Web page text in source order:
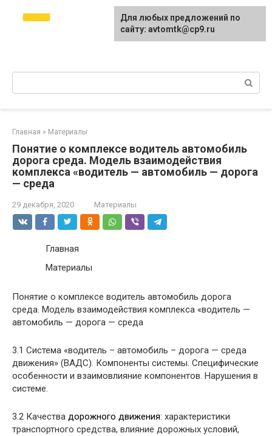
avtomtk.ru Всё для
ремонта и покраски
автомобиля.
Главная » Материалы
Понятие о комплексе водитель автомобиль
дорога среда. Модель взаимодействия
комплекса «водитель — автомобиль — дорога
— среда
29 декабря, 2020 Материалы
Главная
Материалы
Понятие о комплексе водитель автомобиль дорога
среда. Модель взаимодействия комплекса «водитель —
автомобиль — дорога — среда
3.1 Система «водитель – автомобиль – дорога — среда
движения» (ВАДС). Компоненты системы. Специфические
особенности и взаимовлияние компонентов. Нарушения в
системе.
3.2 Качества дорожного движения: характеристики
транспортного средства, влияние дорожных условий,
Для любых предложений по
сайту: avtomtk@cp9.ru